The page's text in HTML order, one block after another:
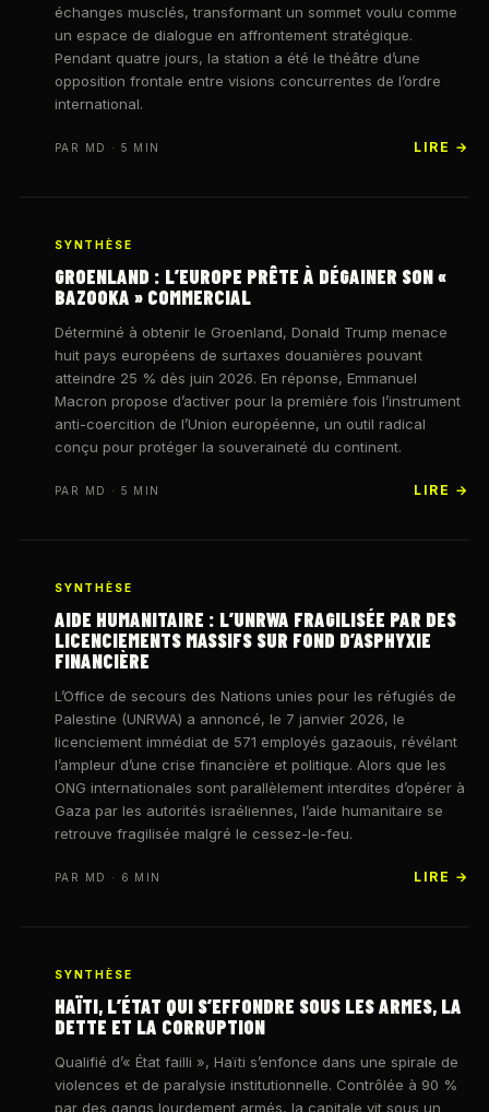
échanges musclés, transformant un sommet voulu comme
un espace de dialogue en affrontement stratégique.
Pendant quatre jours, la station a été le théâtre d’une
opposition frontale entre visions concurrentes de l’ordre
international.
PAR MD · 5 MIN LIRE →
SYNTHÈSE
GROENLAND : L’EUROPE PRÊTE À DÉGAINER SON «
BAZOOKA » COMMERCIAL
Déterminé à obtenir le Groenland, Donald Trump menace
huit pays européens de surtaxes douanières pouvant
atteindre 25 % dès juin 2026. En réponse, Emmanuel
Macron propose d’activer pour la première fois l’instrument
anti-coercition de l’Union européenne, un outil radical
conçu pour protéger la souveraineté du continent.
PAR MD · 5 MIN LIRE →
SYNTHÈSE
AIDE HUMANITAIRE : L’UNRWA FRAGILISÉE PAR DES
LICENCIEMENTS MASSIFS SUR FOND D’ASPHYXIE
FINANCIÈRE
L’Office de secours des Nations unies pour les réfugiés de
Palestine (UNRWA) a annoncé, le 7 janvier 2026, le
licenciement immédiat de 571 employés gazaouis, révélant
l’ampleur d’une crise financière et politique. Alors que les
ONG internationales sont parallèlement interdites d’opérer à
Gaza par les autorités israéliennes, l’aide humanitaire se
retrouve fragilisée malgré le cessez-le-feu.
PAR MD · 6 MIN LIRE →
SYNTHÈSE
HAÏTI, L’ÉTAT QUI S’EFFONDRE SOUS LES ARMES, LA
DETTE ET LA CORRUPTION
Qualifié d’« État failli », Haïti s’enfonce dans une spirale de
violences et de paralysie institutionnelle. Contrôlée à 90 %
par des gangs lourdement armés, la capitale vit sous un